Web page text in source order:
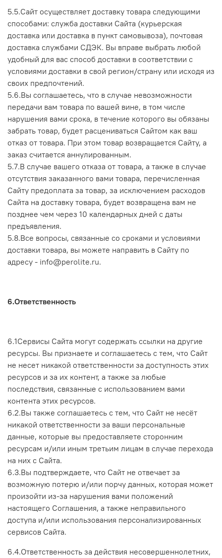
5.5.Сайт осуществляет доставку товара следующими
способами: служба доставки Сайта (курьерская
доставка или доставка в пункт самовывоза), почтовая
доставка службами СДЭК. Вы вправе выбрать любой
удобный для вас способ доставки в соответствии с
условиями доставки в свой регион/страну или исходя из
своих предпочтений.
5.6.Вы соглашаетесь, что в случае невозможности
передачи вам товара по вашей вине, в том числе
нарушения вами срока, в течение которого вы обязаны
забрать товар, будет расцениваться Сайтом как ваш
отказ от товара. При этом товар возвращается Сайту, а
заказ считается аннулированным.
5.7.В случае вашего отказа от товара, а также в случае
отсутствия заказанного вами товара, перечисленная
Сайту предоплата за товар, за исключением расходов
Сайта на доставку товара, будет возвращена вам не
позднее чем через 10 календарных дней с даты
предъявления.
5.8.Все вопросы, связанные со сроками и условиями
доставки товара, вы можете направить в Сайту по
адресу - info@perolite.ru.
6.Ответственность
6.1Сервисы Сайта могут содержать ссылки на другие
ресурсы. Вы признаете и соглашаетесь с тем, что Сайт
не несет никакой ответственности за доступность этих
ресурсов и за их контент, а также за любые
последствия, связанные с использованием вами
контента этих ресурсов.
6.2.Вы также соглашаетесь с тем, что Сайт не несёт
никакой ответственности за ваши персональные
данные, которые вы предоставляете сторонним
ресурсам и/или иным третьим лицам в случае перехода
на них с Сайта.
6.3.Вы подтверждаете, что Сайт не отвечает за
возможную потерю и/или порчу данных, которая может
произойти из-за нарушения вами положений
настоящего Соглашения, а также неправильного
доступа и/или использования персонализированных
сервисов Сайта.
6.4.Ответственность за действия несовершеннолетних,